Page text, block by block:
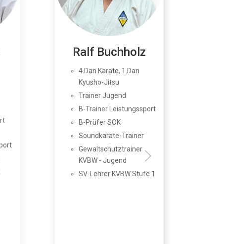
Ralf Buchholz
4.Dan Karate, 1.Dan
Kyusho-Jitsu
Trainer Jugend
B-Trainer Leistungssport
B-Prüfer SOK
Soundkarate-Trainer
Gewaltschutztrainer
KVBW - Jugend
SV-Lehrer KVBW Stufe 1